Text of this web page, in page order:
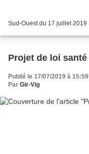
Sud-Ouest du 17 juillet 2019
Projet de loi santé
Publié le 17/07/2019 à 15:59
Par Gir-Vig